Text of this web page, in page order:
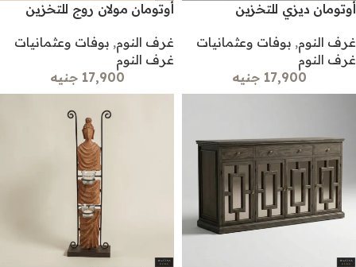
أوتومان ديزي للتخزين
غرف النوم, بوفات وعثمانيات
غرف النوم
17,900 جنيه
أوتومان مولان روج للتخزين
غرف النوم, بوفات وعثمانيات
غرف النوم
17,900 جنيه